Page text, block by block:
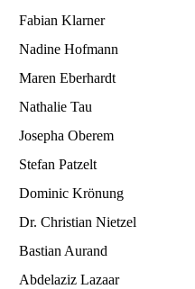
Fabian Klarner
Nadine Hofmann
Maren Eberhardt
Nathalie Tau
Josepha Oberem
Stefan Patzelt
Dominic Krönung
Dr. Christian Nietzel
Bastian Aurand
Abdelaziz Lazaar